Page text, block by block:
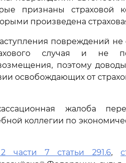
признаны страховой
произведена
повреждений не
случая и не
поэтому
освобождающих от
жалоба
коллегии по
части 7 статьи 291.6,